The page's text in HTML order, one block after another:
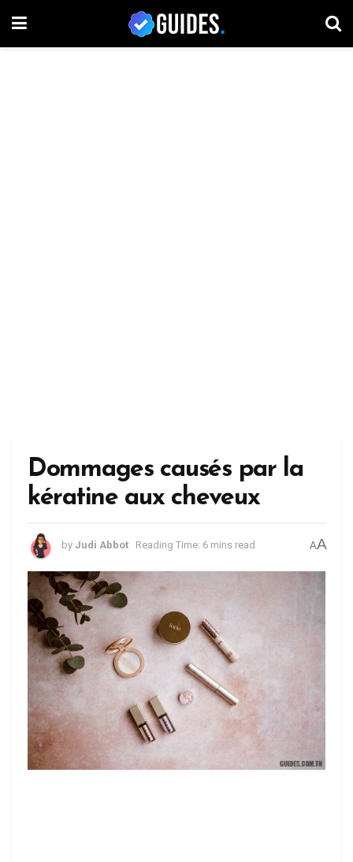
Dommages causés par la
kératine aux cheveux
by Judi Abbot Reading Time: 6 mins read AA